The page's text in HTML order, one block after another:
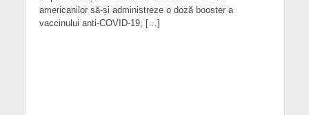
americanilor să-și administreze o doză booster a
vaccinului anti-COVID-19, […]